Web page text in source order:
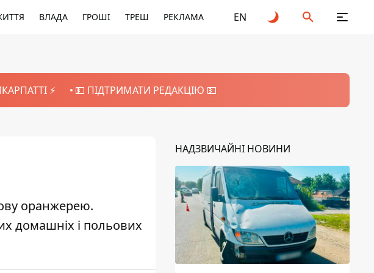
ВЛАДА ГРОШІ ТРЕШ РЕКЛАМА EN
⚡️ 💵 ПІДТРИМАТИ РЕДАКЦІЮ 💵
оранжерею.
домашніх і польових
НАДЗВИЧАЙНІ НОВИНИ